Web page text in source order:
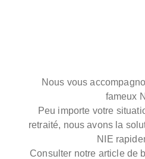
Nous vous
fameux
Peu importe votre
retraité, nous avons la
NIE
Consulter notre article de